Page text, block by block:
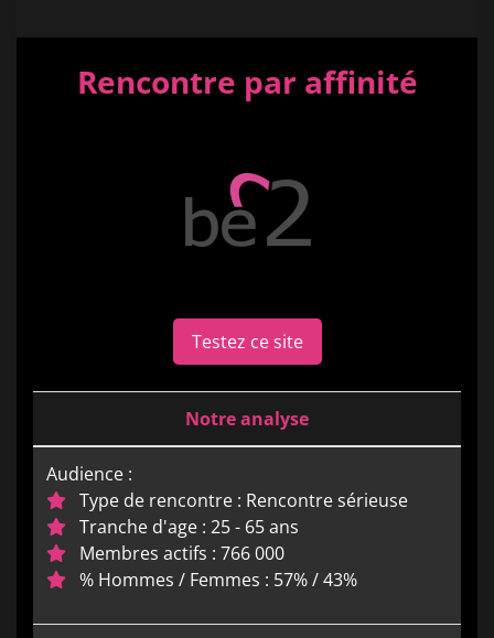
Rencontre par affinité
Testez ce site
Notre analyse
Audience :
Type de rencontre : Rencontre sérieuse
Tranche d'age : 25 - 65 ans
Membres actifs : 766 000
% Hommes / Femmes : 57% / 43%